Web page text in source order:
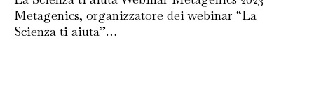
Metagenics, organizzatore dei webinar “La
Scienza ti aiuta”…